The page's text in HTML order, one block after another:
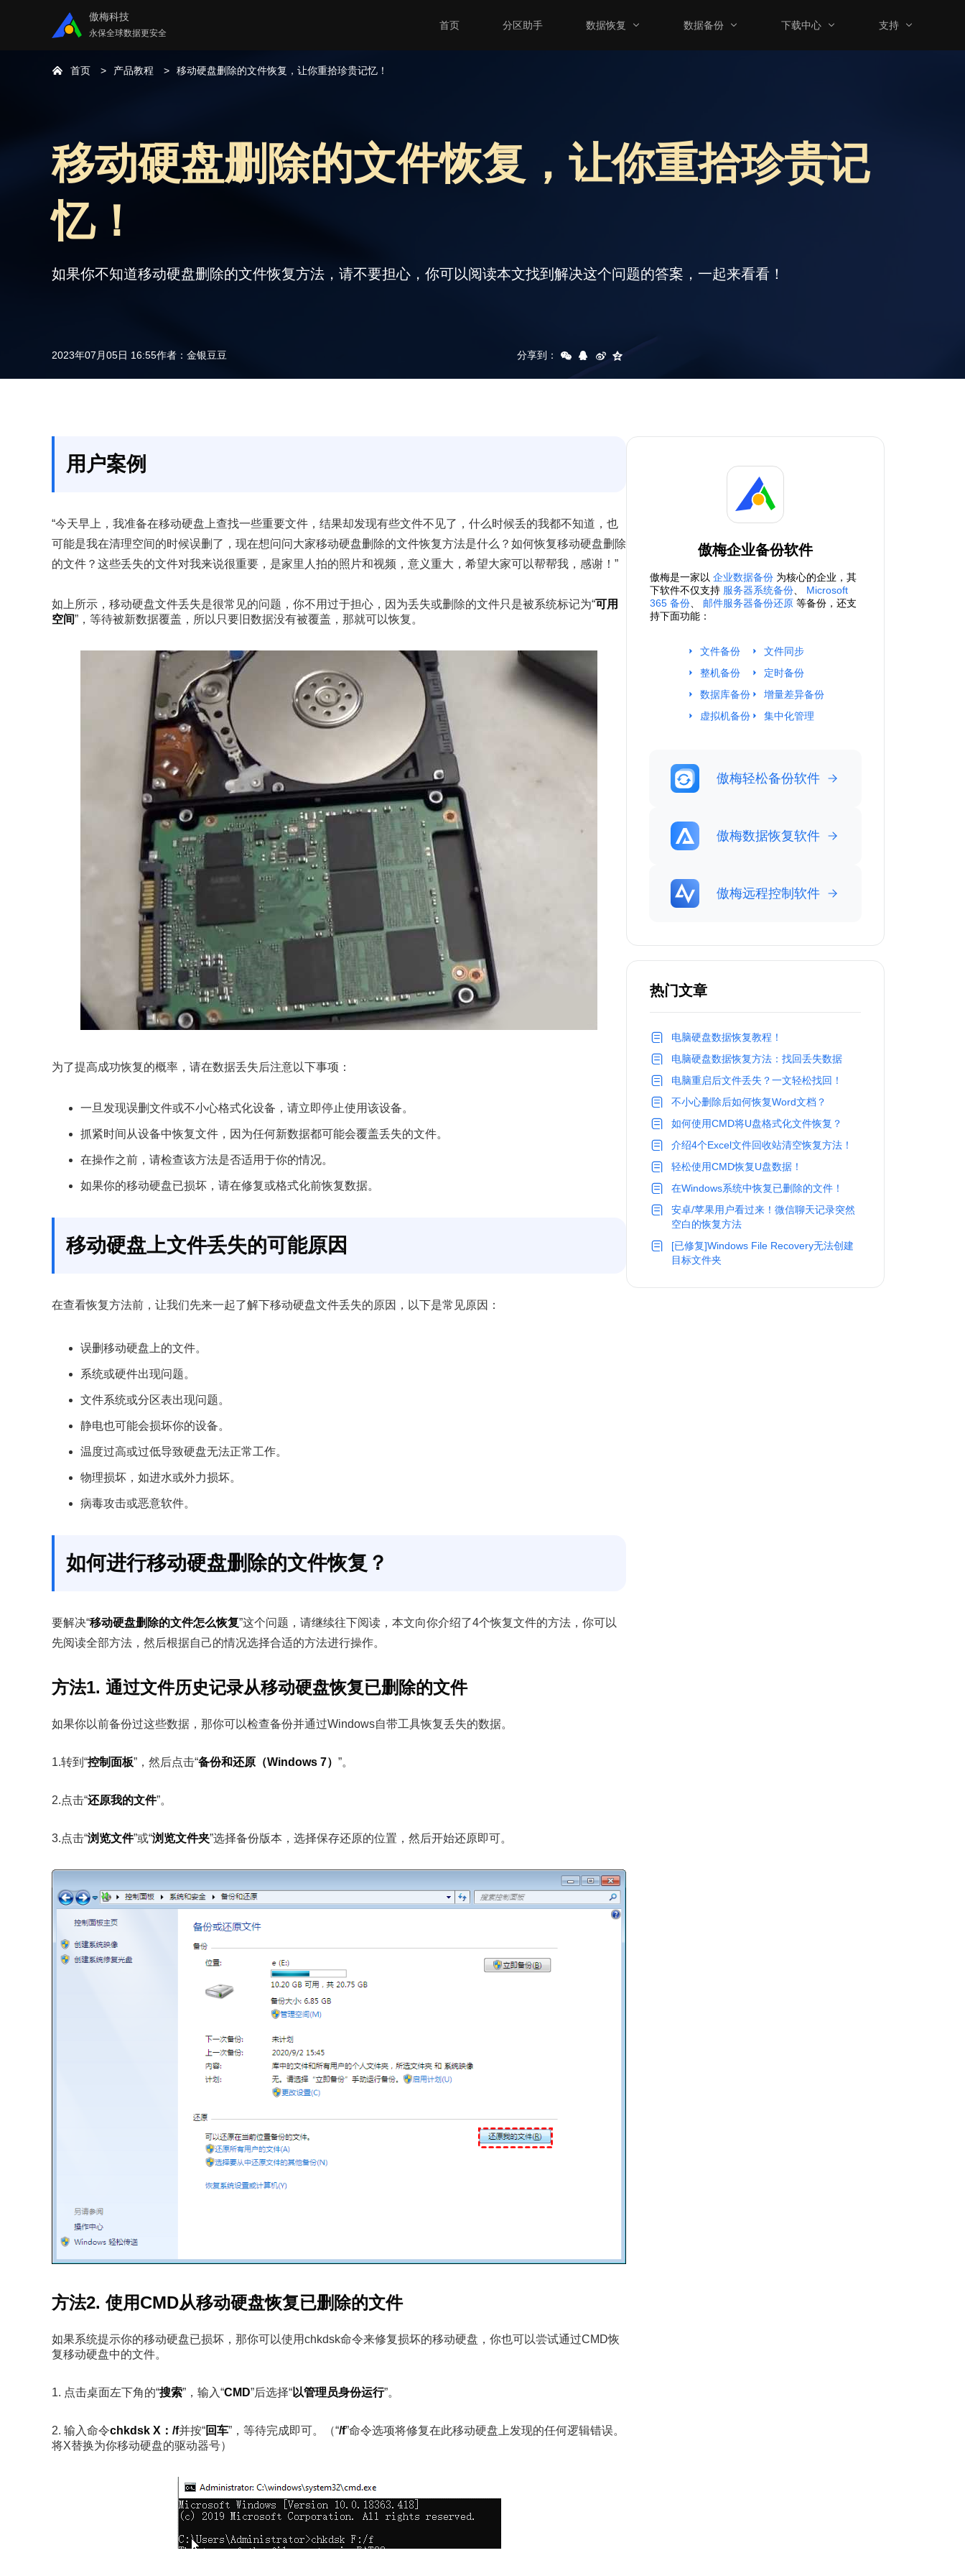
傲梅科技
永保全球数据更安全
首页 分区助手 数据恢复 数据备份 下载中心 支持
首页 产品教程 移动硬盘删除的文件恢复，让你重拾珍贵记忆！
移动硬盘删除的文件恢复，让你重拾珍贵记
忆！
如果你不知道移动硬盘删除的文件恢复方法，请不要担心，你可以阅读本文找到解决这个问题的答案，一起来看看！
2023年07月05日 16:55作者： 金银豆豆 分享到：
用户案例
“今天早上，我准备在移动硬盘上查找一些重要文件，结果却发现有些文件不见了，什么时候丢的我都不知道，也
可能是我在清理空间的时候误删了，现在想问问大家移动硬盘删除的文件恢复方法是什么？如何恢复移动硬盘删除
的文件？这些丢失的文件对我来说很重要，是家里人拍的照片和视频，意义重大，希望大家可以帮帮我，感谢！”
如上所示，移动硬盘文件丢失是很常见的问题，你不用过于担心，因为丢失或删除的文件只是被系统标记为“可用
空间”，等待被新数据覆盖，所以只要旧数据没有被覆盖，那就可以恢复。
为了提高成功恢复的概率，请在数据丢失后注意以下事项：
一旦发现误删文件或不小心格式化设备，请立即停止使用该设备。
抓紧时间从设备中恢复文件，因为任何新数据都可能会覆盖丢失的文件。
在操作之前，请检查该方法是否适用于你的情况。
如果你的移动硬盘已损坏，请在修复或格式化前恢复数据。
移动硬盘上文件丢失的可能原因
在查看恢复方法前，让我们先来一起了解下移动硬盘文件丢失的原因，以下是常见原因：
误删移动硬盘上的文件。
系统或硬件出现问题。
文件系统或分区表出现问题。
静电也可能会损坏你的设备。
温度过高或过低导致硬盘无法正常工作。
物理损坏，如进水或外力损坏。
病毒攻击或恶意软件。
如何进行移动硬盘删除的文件恢复？
要解决“移动硬盘删除的文件怎么恢复”这个问题，请继续往下阅读，本文向你介绍了4个恢复文件的方法，你可以
先阅读全部方法，然后根据自己的情况选择合适的方法进行操作。
方法1. 通过文件历史记录从移动硬盘恢复已删除的文件
如果你以前备份过这些数据，那你可以检查备份并通过Windows自带工具恢复丢失的数据。
1.转到“控制面板”，然后点击“备份和还原（Windows 7） ”。
2.点击“还原我的文件”。
3.点击“浏览文件”或“浏览文件夹”选择备份版本，选择保存还原的位置，然后开始还原即可。
方法2. 使用CMD从移动硬盘恢复已删除的文件
如果系统提示你的移动硬盘已损坏，那你可以使用chkdsk命令来修复损坏的移动硬盘，你也可以尝试通过CMD恢
复移动硬盘中的文件。
1. 点击桌面左下角的“搜索”，输入“CMD”后选择“以管理员身份运行”。
2. 输入命令chkdsk X：/f并按“回车”，等待完成即可。（“/f”命令选项将修复在此移动硬盘上发现的任何逻辑错误。
将X替换为你移动硬盘的驱动器号）
傲梅企业备份软件
傲梅是一家以 企业数据备份 为核心的企业，其
下软件不仅支持 服务器系统备份
Microsoft
365 备份
邮件服务器备份还原 等备份，还支
持下面功能：
文件备份
整机备份
数据库备份
虚拟机备份
文件同步
定时备份
增量差异备份
集中化管理
傲梅轻松备份软件
傲梅数据恢复软件
傲梅远程控制软件
热门文章
电脑硬盘数据恢复教程！
电脑硬盘数据恢复方法：找回丢失数据
电脑重启后文件丢失？一文轻松找回！
不小心删除后如何恢复Word文档？
如何使用CMD将U盘格式化文件恢复？
介绍4个Excel文件回收站清空恢复方法！
轻松使用CMD恢复U盘数据！
在Windows系统中恢复已删除的文件！
安卓/苹果用户看过来！微信聊天记录突然
空白的恢复方法
[已修复]Windows File Recovery无法创建
目标文件夹